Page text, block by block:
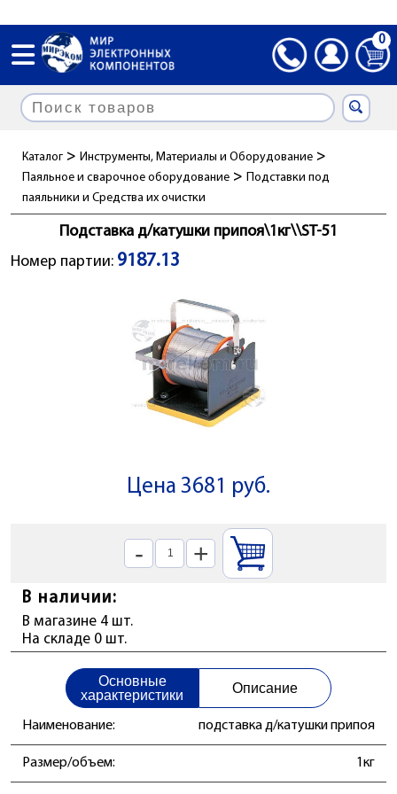
0
Каталог > Инструменты, Материалы и Оборудование >
Паяльное и сварочное оборудование > Подставки под
паяльники и Cредства их очистки
Подставка д/катушки припоя\1кг\\ST-51
Номер партии: 9187.13
Цена 3681 руб.
- +
В наличии:
В магазине 4 шт.
На складе 0 шт.
Основные
характеристики
Описание
Наименование: подставка д/катушки припоя
Размер/объем: 1кг